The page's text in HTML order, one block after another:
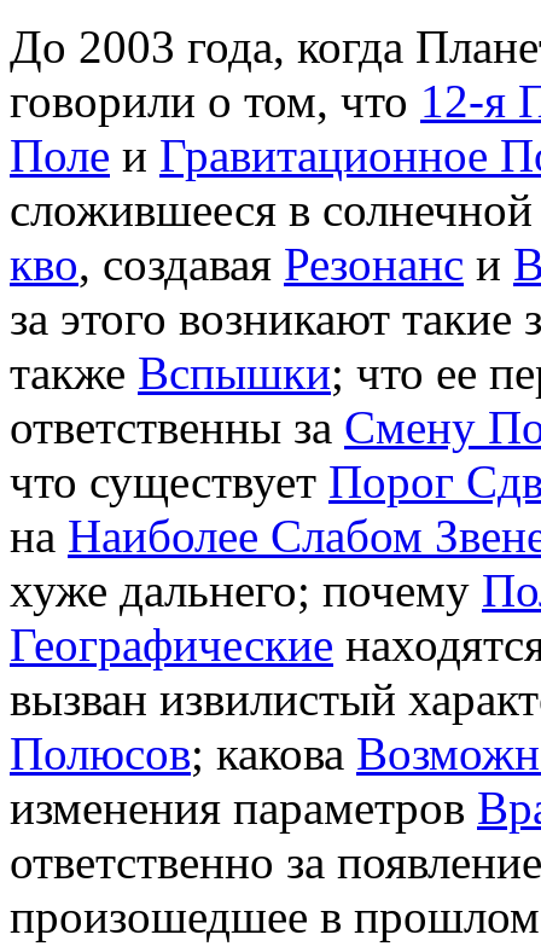
До 2003 года, когда
говорили о том, что 12-я
Поле и Гравитационное
сложившееся в
кво, создавая Резонанс и
за этого возникают
также Вспышки; что ее
ответственны за Смену
что существует Порог
на Наиболее Слабом
хуже дальнего; почему
Географические
вызван извилистый
Полюсов; какова
изменения параметров
ответственно за
произошедшее в